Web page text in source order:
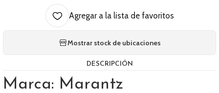
Agregar a la lista de favoritos
Mostrar stock de ubicaciones
DESCRIPCIÓN
Marca: Marantz